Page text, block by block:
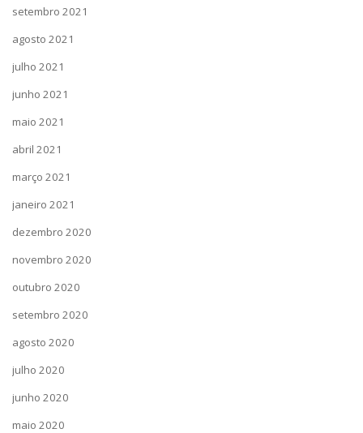
setembro 2021
agosto 2021
julho 2021
junho 2021
maio 2021
abril 2021
março 2021
janeiro 2021
dezembro 2020
novembro 2020
outubro 2020
setembro 2020
agosto 2020
julho 2020
junho 2020
maio 2020